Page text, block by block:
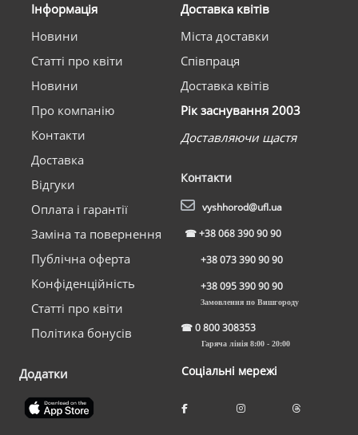
Інформація
Новини
Статті про квіти
Новини
Про компанію
Контакти
Доставка
Відгуки
Оплата і гарантії
Заміна та повернення
Публічна оферта
Конфіденційність
Статті про квіти
Політика бонусів
Додатки
Доставка квітів
Міста доставки
Співпраця
Доставка квітів
Рік заснування 2003
Доставляючи щастя
Контакти
vyshhorod@ufl.ua
☎+38 068 390 90 90
+38 073 390 90 90
+38 095 390 90 90
Замовлення по Вишгороду
☎0 800 308353
Гаряча лінія 8:00 - 20:00
Соціальні мережі